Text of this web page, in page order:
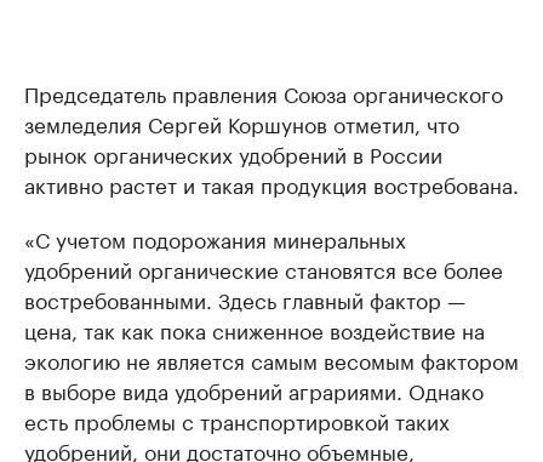
Председатель правления Союза органического
земледелия Сергей Коршунов отметил, что
рынок органических удобрений в России
активно растет и такая продукция востребована.
«С учетом подорожания минеральных
удобрений органические становятся все более
востребованными. Здесь главный фактор —
цена, так как пока сниженное воздействие на
экологию не является самым весомым фактором
в выборе вида удобрений аграриями. Однако
есть проблемы с транспортировкой таких
удобрений, они достаточно объемные,